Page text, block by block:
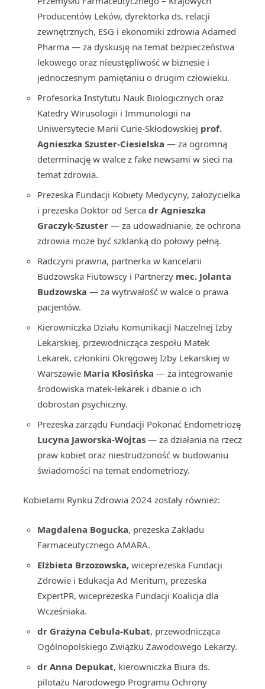
Producentów Leków, dyrektorka ds. relacji
zewnętrznych, ESG i ekonomiki zdrowia Adamed
Pharma — za dyskusję na temat bezpieczeństwa
lekowego oraz nieustępliwość w biznesie i
jednoczesnym pamiętaniu o drugim człowieku.
Profesorka Instytutu Nauk Biologicznych oraz
Katedry Wirusologii i Immunologii na
Uniwersytecie Marii Curie-Skłodowskiej prof.
Agnieszka Szuster-Ciesielska — za ogromną
determinację w walce z fake newsami w sieci na
temat zdrowia.
Prezeska Fundacji Kobiety Medycyny, założycielka
i prezeska Doktor od Serca dr Agnieszka
Graczyk-Szuster — za udowadnianie, że ochrona
zdrowia może być szklanką do połowy pełną.
Radczyni prawna, partnerka w kancelarii
Budzowska Fiutowscy i Partnerzy mec. Jolanta
Budzowska — za wytrwałość w walce o prawa
pacjentów.
Kierowniczka Działu Komunikacji Naczelnej Izby
Lekarskiej, przewodnicząca zespołu Matek
Lekarek, członkini Okręgowej Izby Lekarskiej w
Warszawie Maria Kłosińska — za integrowanie
środowiska matek-lekarek i dbanie o ich
dobrostan psychiczny.
Prezeska zarządu Fundacji Pokonać Endometriozę
Lucyna Jaworska-Wojtas — za działania na rzecz
praw kobiet oraz niestrudzoność w budowaniu
świadomości na temat endometriozy.
Kobietami Rynku Zdrowia 2024 zostały również:
Magdalena Bogucka, prezeska Zakładu
Farmaceutycznego AMARA.
Elżbieta Brzozowska, wiceprezeska Fundacji
Zdrowie i Edukacja Ad Meritum, prezeska
ExpertPR, wiceprezeska Fundacji Koalicja dla
Wcześniaka.
dr Grażyna Cebula-Kubat, przewodnicząca
Ogólnopolskiego Związku Zawodowego Lekarzy.
dr Anna Depukat, kierowniczka Biura ds.
pilotażu Narodowego Programu Ochrony